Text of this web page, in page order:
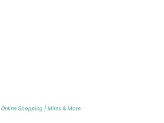
Online Shopping | Miles & More